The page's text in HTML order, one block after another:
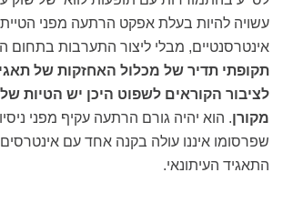
עשויה להיות בעלת אפקט הרתעה מפני
אינטרסנטיים, מבלי ליצור התערבות בתחום
תקופתי תדיר של מכלול האחזקות של
לציבור הקוראים לשפוט היכן יש הטיות
מקורן. הוא יהיה גורם הרתעה עקיף מפני
שפרסומו איננו עולה בקנה אחד עם
התאגיד העיתונאי.